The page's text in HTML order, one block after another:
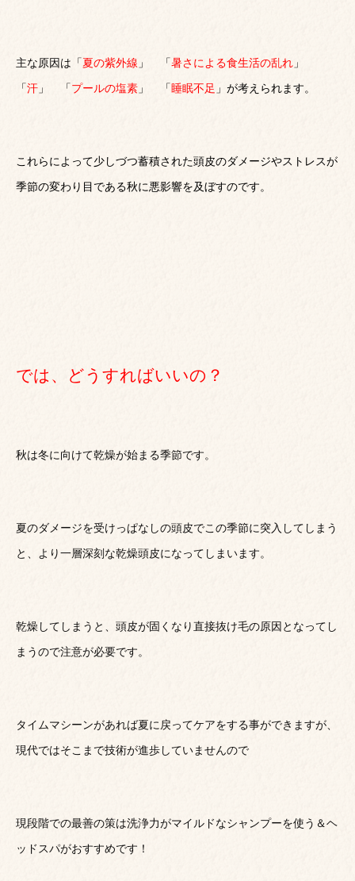
主な原因は「夏の紫外線 」 「暑さによる食生活の乱れ 」
「汗 」 「プールの塩素 」 「睡眠不足 」が考えられます。
これらによって少しづつ蓄積された頭皮のダメージやストレスが
季節の変わり目である秋に悪影響を及ぼすのです。
では、どうすればいいの？
秋は冬に向けて乾燥が始まる季節です。
夏のダメージを受けっぱなしの頭皮でこの季節に突入してしまう
と、より一層深刻な乾燥頭皮になってしまいます。
乾燥してしまうと、頭皮が固くなり直接抜け毛の原因となってし
まうので注意が必要です。
タイムマシーンがあれば夏に戻ってケアをする事ができますが、
現代ではそこまで技術が進歩していませんので
現段階での最善の策は洗浄力がマイルドなシャンプーを使う＆ヘ
ッドスパがおすすめです！